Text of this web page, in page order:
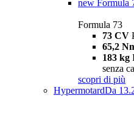
new Formula
Formula 73
73 CV
65,2
183 kg
senza
scopri di più
HypermotardDa